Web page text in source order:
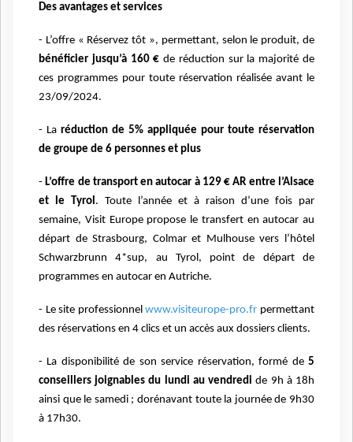
Des avantages et services
- L’offre « Réservez tôt », permettant, selon le produit, de
bénéficier jusqu’à 160 €de réduction sur la majorité de
ces programmes pour toute réservation réalisée avant le
23/09/2024.
- La réduction de 5% appliquée pour toute réservation
de groupe de 6 personnes et plus
- L’offre de transport en autocar à 129 € AR entre l’Alsace
et le Tyrol . Toute l’année et à raison d’une fois par
semaine, Visit Europe propose le transfert en autocar au
départ de Strasbourg, Colmar et Mulhouse vers l’hôtel
Schwarzbrunn 4*sup, au Tyrol, point de départ de
programmes en autocar en Autriche.
- Le site professionnelwww.visiteurope-pro.fr permettant
des réservations en 4 clics et un accès aux dossiers clients.
- La disponibilité de son service réservation, formé de 5
conseillers joignables du lundi au vendredide 9h à 18h
ainsi que le samedi ; dorénavant toute la journée de 9h30
à 17h30.